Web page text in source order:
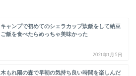
キャンプで初めてのシェラカップ炊飯をして納豆
ご飯を食べたらめっちゃ美味かった
2021年1月5日
木もれ陽の森で早朝の気持ち良い時間を楽しんだ